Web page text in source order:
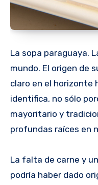
La sopa paraguaya.
mundo. El origen de
claro en el horizonte
identifica, no sólo
mayoritario y
profundas raíces en
La falta de carne y
podría haber dado